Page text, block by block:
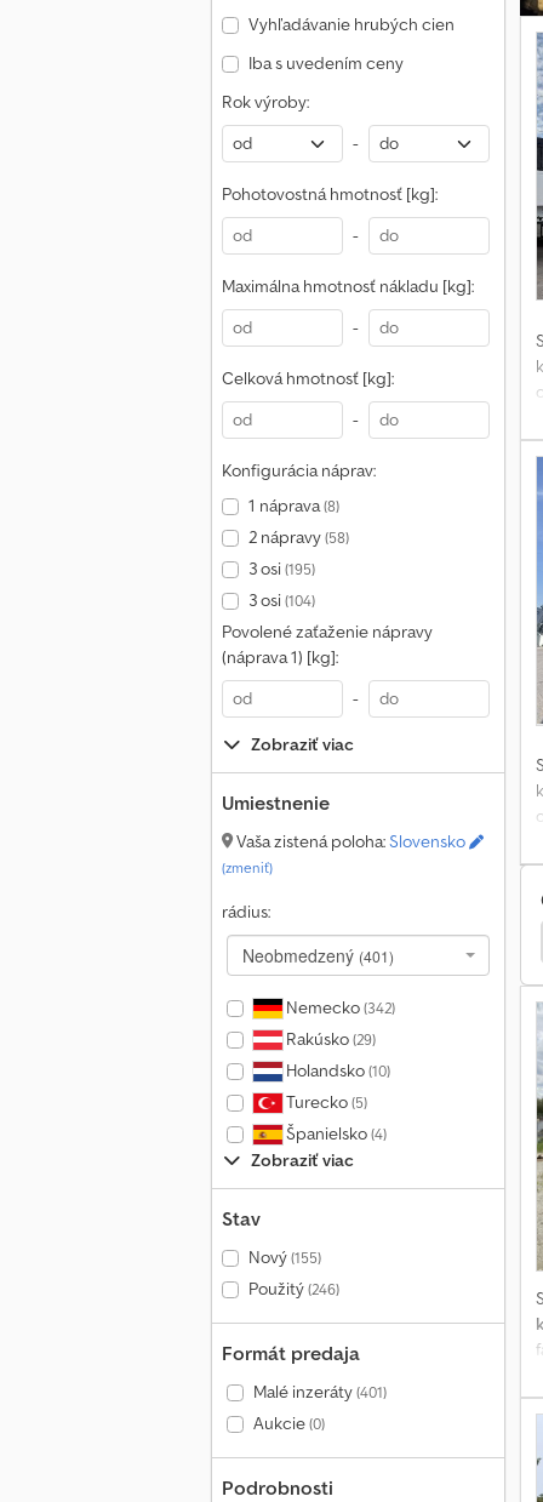
Vyhľadávanie hrubých cien
Iba s uvedením ceny
Rok výroby:
-
Pohotovostná hmotnosť [kg]:
-
Maximálna hmotnosť nákladu [kg]:
-
Celková hmotnosť [kg]:
-
Konfigurácia náprav:
1 náprava(8)
2 nápravy(58)
3 osi(195)
3 osi(104)
Povolené zaťaženie nápravy
(náprava 1) [kg]:
-
Zobraziť viac
Umiestnenie
Vaša zistená poloha:Slovensko
(zmeniť)
rádius:
Neobmedzený (401)
Nemecko(342)
Rakúsko(29)
Holandsko(10)
Turecko(5)
Španielsko(4)
Zobraziť viac
Stav
Nový(155)
Použitý(246)
Formát predaja
Malé inzeráty(401)
Aukcie(0)
Podrobnosti